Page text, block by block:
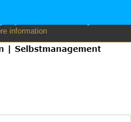
cookies to: analyze,
If you continue browsing, we
information